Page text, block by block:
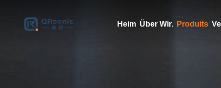
Heim Über Wir. Produits